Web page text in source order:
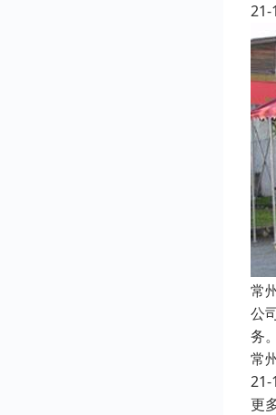
21-
常
公
务
常
21-
更